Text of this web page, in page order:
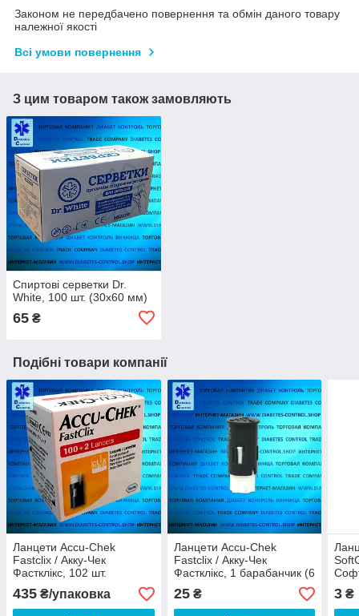
Законом не передбачено повернення та обмін даного товару
належної якості
Всі умови повернення
З цим товаром також замовляють
Спиртові серветки Dr.
White, 100 шт. (30х60 мм)
65 ₴
Подібні товари компанії
Ланцети Accu-Chek
Fastclix / Акку-Чек
Фастклікс, 102 шт.
435 ₴/упаковка
Ланцети Accu-Chek
Fastclix / Акку-Чек
Фастклікс, 1 барабанчик (6
ланцетів)
25₴ 3 ₴